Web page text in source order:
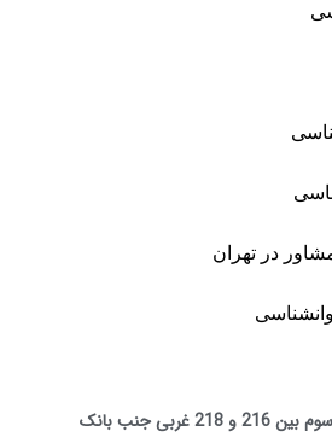
در تهران
تهرانپارس بالاتر از فلکه سوم بین 216 و 218 غربی جنب بانک